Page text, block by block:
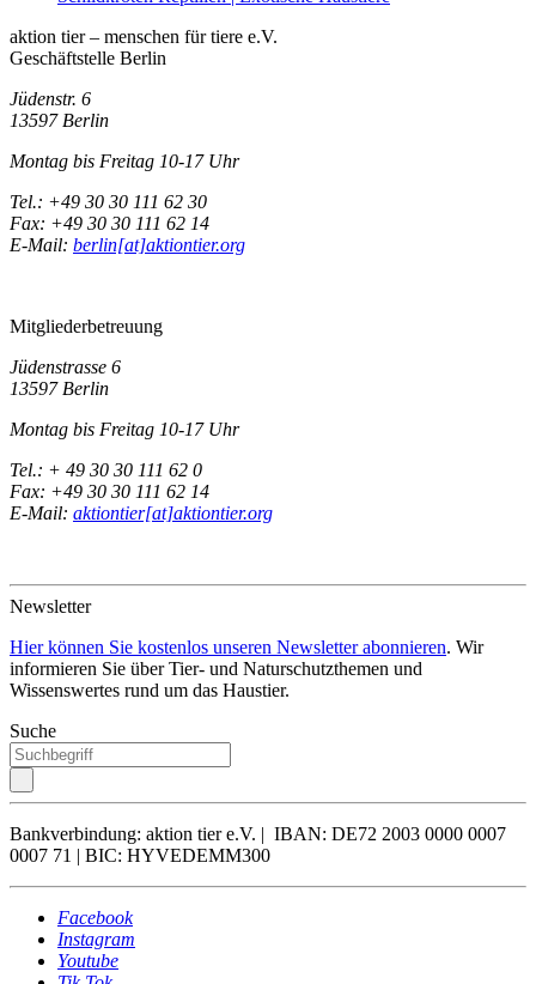
aktion tier – menschen für tiere e.V.
Geschäftstelle Berlin
Jüdenstr. 6
13597 Berlin
Montag bis Freitag 10-17 Uhr
Tel.: +49 30 30 111 62 30
Fax: +49 30 30 111 62 14
E-Mail: berlin[at]aktiontier.org
Mitgliederbetreuung
Jüdenstrasse 6
13597 Berlin
Montag bis Freitag 10-17 Uhr
Tel.: + 49 30 30 111 62 0
Fax: +49 30 30 111 62 14
E-Mail: aktiontier[at]aktiontier.org
Newsletter
Hier können Sie kostenlos unseren Newsletter abonnieren. Wir
informieren Sie über Tier- und Naturschutzthemen und
Wissenswertes rund um das Haustier.
Suche
Bankverbindung: aktion tier e.V. | IBAN: DE72 2003 0000 0007
0007 71 | BIC: HYVEDEMM300
Facebook
Instagram
Youtube